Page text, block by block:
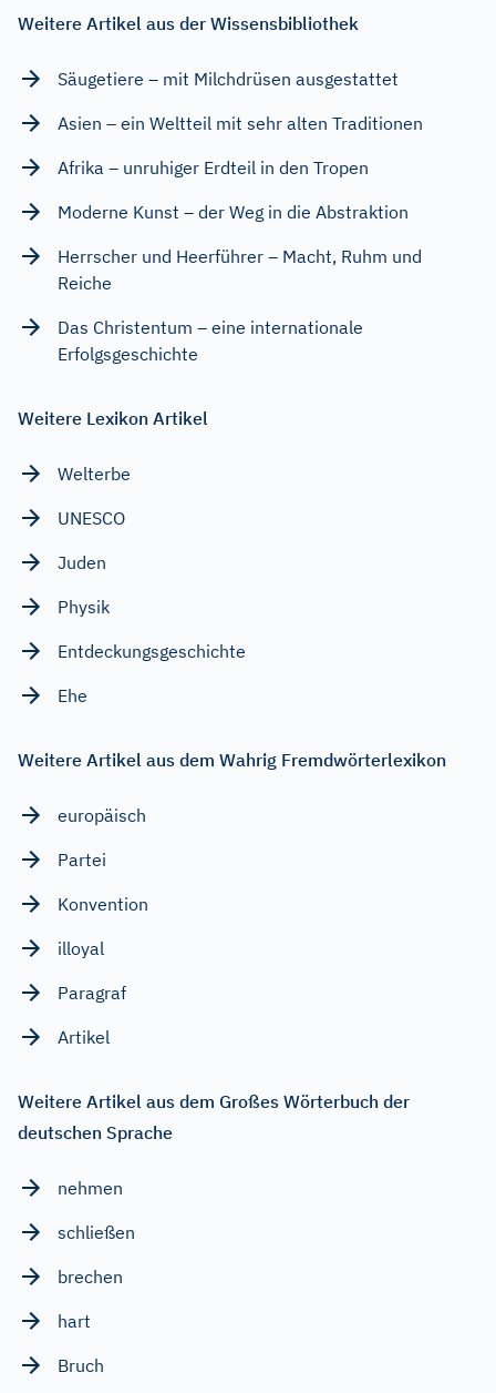
Weitere Artikel aus der Wissensbibliothek
Säugetiere – mit Milchdrüsen ausgestattet
Asien – ein Weltteil mit sehr alten Traditionen
Afrika – unruhiger Erdteil in den Tropen
Moderne Kunst – der Weg in die Abstraktion
Herrscher und Heerführer – Macht, Ruhm und
Reiche
Das Christentum – eine internationale
Erfolgsgeschichte
Weitere Lexikon Artikel
Welterbe
UNESCO
Juden
Physik
Entdeckungsgeschichte
Ehe
Weitere Artikel aus dem Wahrig Fremdwörterlexikon
europäisch
Partei
Konvention
illoyal
Paragraf
Artikel
Weitere Artikel aus dem Großes Wörterbuch der
deutschen Sprache
nehmen
schließen
brechen
hart
Bruch